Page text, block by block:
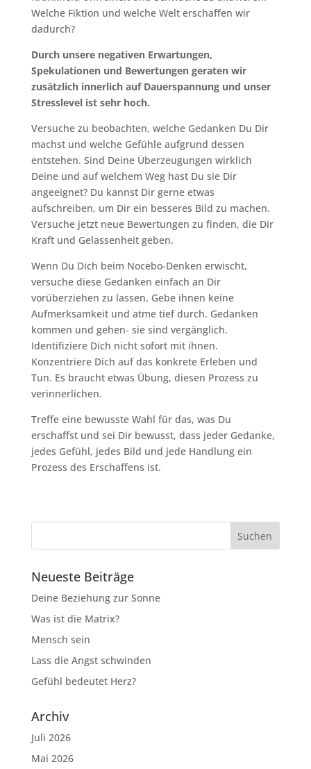
Welche Fiktion und welche Welt erschaffen wir
dadurch?
Durch unsere negativen Erwartungen,
Spekulationen und Bewertungen geraten wir
zusätzlich innerlich auf Dauerspannung und unser
Stresslevel ist sehr hoch.
Versuche zu beobachten, welche Gedanken Du Dir
machst und welche Gefühle aufgrund dessen
entstehen. Sind Deine Überzeugungen wirklich
Deine und auf welchem Weg hast Du sie Dir
angeeignet? Du kannst Dir gerne etwas
aufschreiben, um Dir ein besseres Bild zu machen.
Versuche jetzt neue Bewertungen zu finden, die Dir
Kraft und Gelassenheit geben.
Wenn Du Dich beim Nocebo-Denken erwischt,
versuche diese Gedanken einfach an Dir
vorüberziehen zu lassen. Gebe ihnen keine
Aufmerksamkeit und atme tief durch. Gedanken
kommen und gehen- sie sind vergänglich.
Identifiziere Dich nicht sofort mit ihnen.
Konzentriere Dich auf das konkrete Erleben und
Tun. Es braucht etwas Übung, diesen Prozess zu
verinnerlichen.
Treffe eine bewusste Wahl für das, was Du
erschaffst und sei Dir bewusst, dass jeder Gedanke,
jedes Gefühl, jedes Bild und jede Handlung ein
Prozess des Erschaffens ist.
Neueste Beiträge
Deine Beziehung zur Sonne
Was ist die Matrix?
Mensch sein
Lass die Angst schwinden
Gefühl bedeutet Herz?
Archiv
Juli 2026
Mai 2026